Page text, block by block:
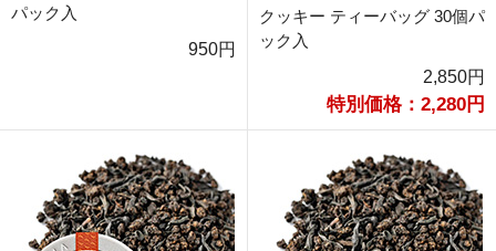
パック入
950円
クッキー ティーバッグ 30個パ
ック入
2,850円
特別価格：2,280円